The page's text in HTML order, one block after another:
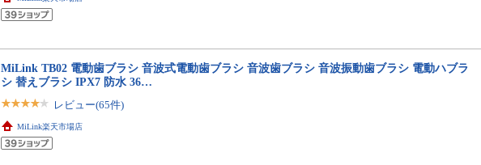
MiLink TB02 電動歯ブラシ 音波式電動歯ブラシ 音波歯ブラシ 音波振動歯ブラシ 電動ハブラ
シ 替えブラシ IPX7 防水 36…
レビュー(65件)
MiLink楽天市場店